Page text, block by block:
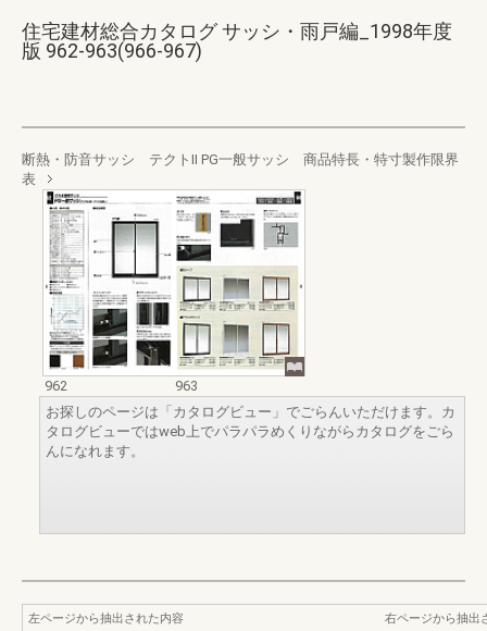
住宅建材総合カタログ サッシ・雨戸編_1998年度
版 962-963(966-967)
断熱・防音サッシ テクトⅡ PG一般サッシ 商品特長・特寸製作限界
表
962
963
お探しのページは「カタログビュー」でごらんいただけます。カ
タログビューではweb上でパラパラめくりながらカタログをごら
んになれます。
左ページから抽出された内容
右ページから抽出